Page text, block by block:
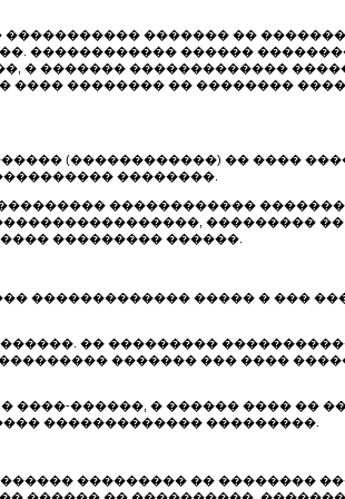
����������� ������� ��
������������ ������
� ������� �������������
���� �������� �� ��������
(������������) �� ����
��������.
������������
���������
��������� ������.
������������� ����� � ���
�� ���������
������� ��� ����
����-������, � ������ ���� ��
������������� ���������.
��������� �� ��������